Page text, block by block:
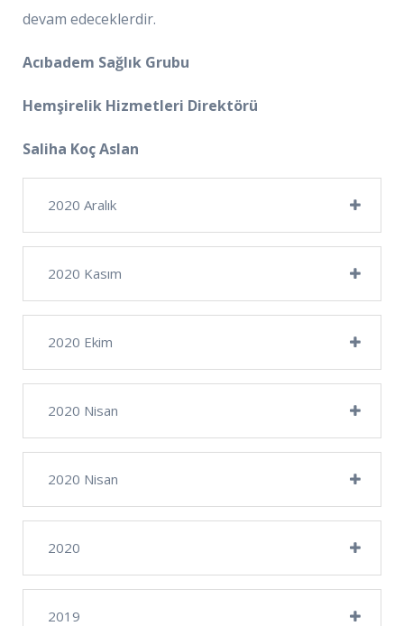
devam edeceklerdir.
Acıbadem Sağlık Grubu
Hemşirelik Hizmetleri Direktörü
Saliha Koç Aslan
2020 Aralık
2020 Kasım
2020 Ekim
2020 Nisan
2020 Nisan
2020
2019